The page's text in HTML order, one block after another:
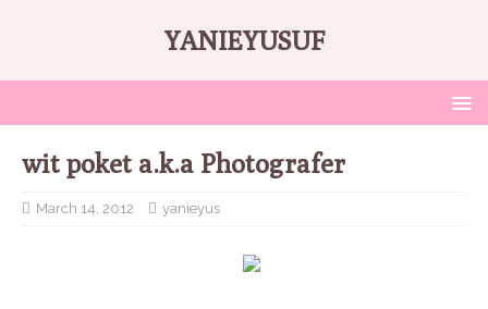
YANIEYUSUF
wit poket a.k.a Photografer
March 14, 2012 yanieyus